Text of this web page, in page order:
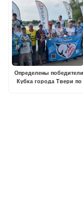
Определены победители
Кубка города Твери по